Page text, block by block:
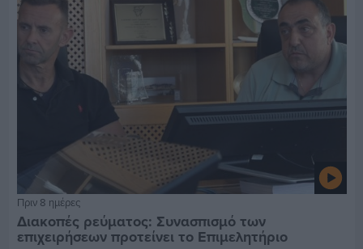
Πριν 8 ημέρες
Διακοπές ρεύματος: Συνασπισμό των
επιχειρήσεων προτείνει το Επιμελητήριο